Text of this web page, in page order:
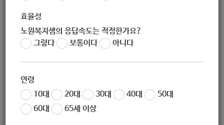
효율성
노원복지샘의 응답속도는 적정한가요?
그렇다
보통이다 아니다
연령
10대
20대 30대 40대
50대
60대
65세 이상
[‘haircafe 더휴(休)’(공릉점) :
장애인친화미용실 이용 안내]
지원대상